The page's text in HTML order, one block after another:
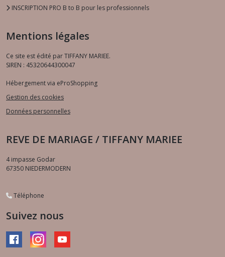
INSCRIPTION PRO B to B pour les professionnels
Mentions légales
Ce site est édité par TIFFANY MARIEE.
SIREN : 45320644300047
Hébergement via eProShopping
Gestion des cookies
Données personnelles
REVE DE MARIAGE / TIFFANY MARIEE
4 impasse Godar
67350 NIEDERMODERN
Téléphone
Suivez nous